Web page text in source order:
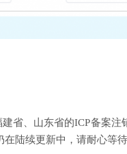
省、山东省的ICP备案注
陆续更新中，请耐心等待